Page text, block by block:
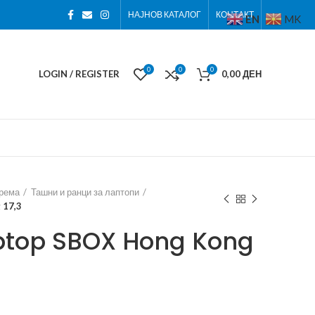
НАЈНОВ КАТАЛОГ КОНТАКТ
LOGIN / REGISTER 0 0 0 0,00ДЕН
Ташни и ранци за лаптопи
17,3
SBOX Hong Kong
EN MK